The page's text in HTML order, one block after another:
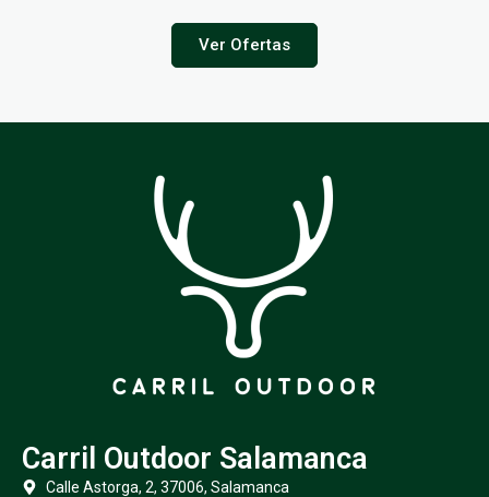
Ver Ofertas
Carril Outdoor Salamanca
Calle Astorga, 2, 37006, Salamanca